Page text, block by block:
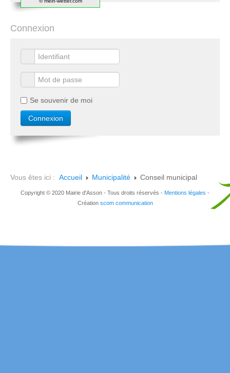
Connexion
Se souvenir de moi
Vous êtes ici : Accueil Municipalité Conseil municipal
Copyright © 2020 Mairie d'Asson - Tous droits réservés - Mentions légales -
Création scom communication